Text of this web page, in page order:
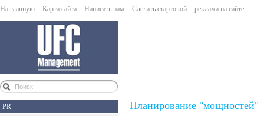
На главную Карта сайта Написать нам Сделать стартовой реклама на сайте
PR
Планирование "мощностей"